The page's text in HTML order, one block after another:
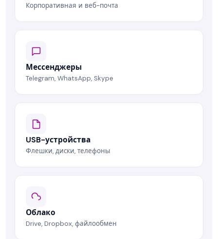
Корпоративная и веб-почта
Мессенджеры
Telegram, WhatsApp, Skype
USB-устройства
Флешки, диски, телефоны
Облако
Drive, Dropbox, файлообмен